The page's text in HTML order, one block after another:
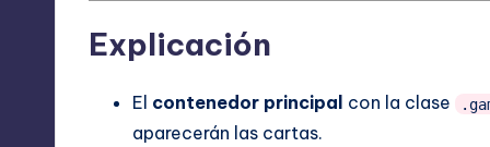
Explicación
El contenedor principal con la clase
aparecerán las cartas.